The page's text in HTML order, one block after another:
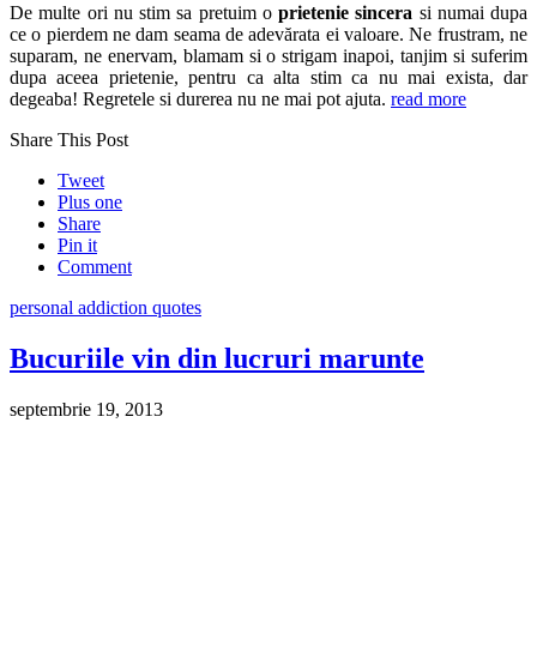
De multe ori nu stim sa pretuim o prietenie sincera si numai dupa
ce o pierdem ne dam seama de adevărata ei valoare. Ne frustram, ne
suparam, ne enervam, blamam si o strigam inapoi, tanjim si suferim
dupa aceea prietenie, pentru ca alta stim ca nu mai exista, dar
degeaba! Regretele si durerea nu ne mai pot ajuta. read more
Share This Post
Tweet
Plus one
Share
Pin it
Comment
personal addiction quotes
Bucuriile vin din lucruri marunte
septembrie 19, 2013